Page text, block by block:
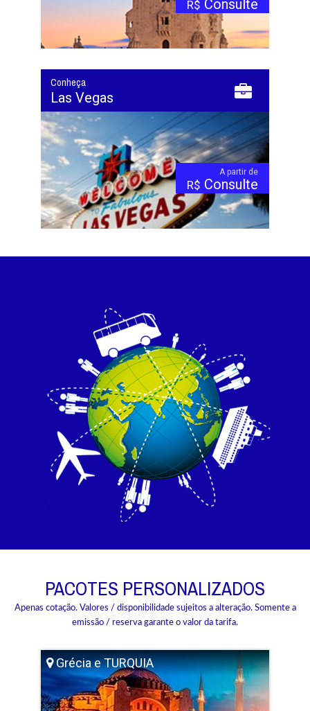
R$ Consulte
Conheça
Las Vegas
A partir de
R$ Consulte
PACOTES PERSONALIZADOS
Apenas cotação. Valores / disponibilidade sujeitos a alteração. Somente a
emissão / reserva garante o valor da tarifa.
Grécia e TURQUIA